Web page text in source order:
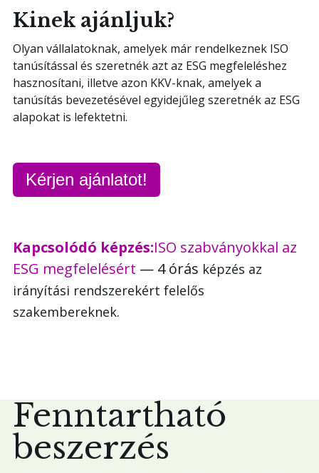
Kinek ajánljuk?
Olyan vállalatoknak, amelyek már rendelkeznek ISO
tanúsítással és szeretnék azt az ESG megfeleléshez
hasznosítani, illetve azon KKV-knak, amelyek a
tanúsítás bevezetésével egyidejűleg szeretnék az ESG
alapokat is lefektetni.
Kérjen ajánlatot!
Kapcsolódó képzés:ISO szabványokkal az
ESG megfelelésért — 4 órás képzés az
irányítási rendszerekért felelős
szakembereknek.
Fenntartható
beszerzés